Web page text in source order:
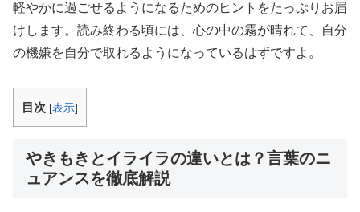
軽やかに過ごせるようになるためのヒントをたっぷりお届
けします。読み終わる頃には、心の中の霧が晴れて、自分
の機嫌を自分で取れるようになっているはずですよ。
目次 [表示]
やきもきとイライラの違いとは？言葉のニ
ュアンスを徹底解説